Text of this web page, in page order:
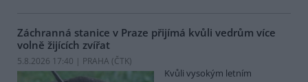
Záchranná stanice v Praze přijímá kvůli vedrům více
volně žijících zvířat
5.8.2026 17:40 | PRAHA (ČTK)
Kvůli vysokým letním